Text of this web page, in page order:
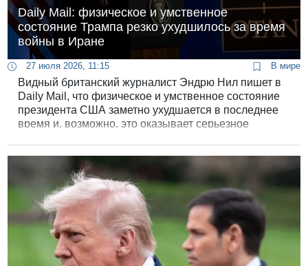
Daily Mail: физическое и умственное
состояние Трампа резко ухудшилось за время
войны в Иране
27 июля 2026, 11:15 В мире
Видный британский журналист Эндрю Нил пишет в
Daily Mail, что физическое и умственное состояние
президента США заметно ухудшается в последнее
время и, возможно, это оказывает серьезное
иранскому досье.